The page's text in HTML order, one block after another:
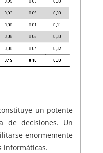
un potente
de decisiones. Un
enormemente
informáticas.